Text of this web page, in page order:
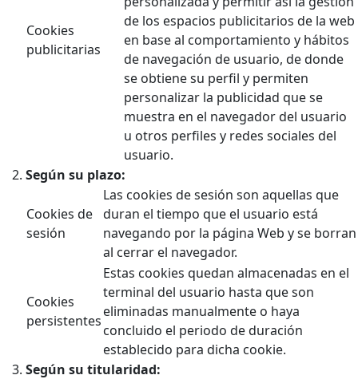
Cookies
publicitarias
de los espacios publicitarios de la web
en base al comportamiento y hábitos
de navegación de usuario, de donde
se obtiene su perfil y permiten
personalizar la publicidad que se
muestra en el navegador del usuario
u otros perfiles y redes sociales del
usuario.
Según su plazo:
Cookies de
sesión
Las cookies de sesión son aquellas que
duran el tiempo que el usuario está
navegando por la página Web y se borran
al cerrar el navegador.
Cookies
persistentes
Estas cookies quedan almacenadas en el
terminal del usuario hasta que son
eliminadas manualmente o haya
concluido el periodo de duración
establecido para dicha cookie.
Según su titularidad: